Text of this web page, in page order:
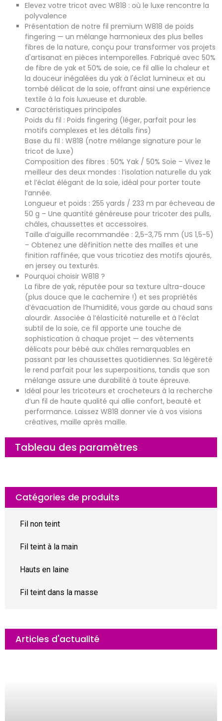
i
*
n
e
p
i
s
M
e
s
a
e
*
soumettre maintenant
Elevez votre tricot avec W818 : où le luxe rencontre la
polyvalence
Présentation de notre fil premium W818 de poids
fingering — un mélange harmonieux des plus belles
fibres de la nature, conçu pour transformer vos projets
d'artisanat en pièces intemporelles. Fabriqué avec 50%
de fibre de yak et 50% de soie, ce fil allie la chaleur et
la douceur inégalées du yak à l'éclat lumineux et au
tombé délicat de la soie, offrant ainsi une expérience
textile à la fois luxueuse et durable.
Caractéristiques principales
Poids du fil : Poids fingering (léger, parfait pour les
motifs complexes et les détails fins)
Base du fil : W818 (notre mélange signature pour le
tricot de luxe)
Composition des fibres : 50% Yak / 50% Soie – Vivez le
meilleur des deux mondes : l’isolation naturelle du yak
et l’éclat élégant de la soie, idéal pour porter toute
l’année.
Longueur et poids : 255 yards / 233 m par écheveau de
50 g – Une quantité généreuse pour tricoter des pulls,
châles, chaussettes et accessoires.
Taille d’aiguille recommandée : 2,5-3,75 mm (US 1,5-5)
– Obtenez une définition nette des mailles et une
finition raffinée, que vous tricotiez des motifs ajourés,
en jersey ou texturés.
Pourquoi choisir W818 ?
La fibre de yak, réputée pour sa texture ultra-douce
(plus douce que le cachemire !) et ses propriétés
d’évacuation de l’humidité, vous garde au chaud sans
alourdir. Associée à l’élasticité naturelle et à l’éclat
subtil de la soie, ce fil apporte une touche de
sophistication à chaque projet — des vêtements
délicats pour bébé aux châles remarquables en
passant par les chaussettes quotidiennes. Sa légèreté
le rend parfait pour les superpositions, tandis que son
mélange assure une durabilité à toute épreuve.
Idéal pour les tricoteurs et crocheteurs à la recherche
d’un fil de haute qualité qui allie confort, beauté et
performance. Laissez W818 donner vie à vos visions
créatives, maille après maille.
Tableau des paramètres
Catégories de produits
Fil non teint
Fil teint à la main
Hauts en laine
Fil teint dans la masse
Articles d'actualité